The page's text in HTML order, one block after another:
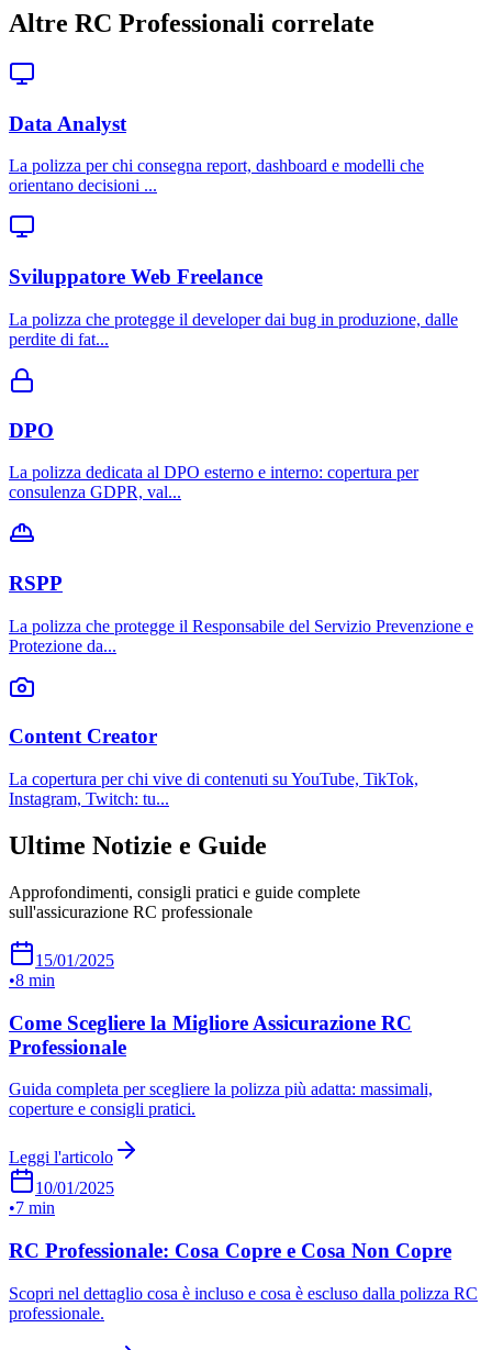
Altre RC Professionali correlate
Data Analyst
La polizza per chi consegna report, dashboard e modelli che
orientano decisioni ...
Sviluppatore Web Freelance
La polizza che protegge il developer dai bug in produzione, dalle
perdite di fat...
DPO
La polizza dedicata al DPO esterno e interno: copertura per
consulenza GDPR, val...
RSPP
La polizza che protegge il Responsabile del Servizio Prevenzione e
Protezione da...
Content Creator
La copertura per chi vive di contenuti su YouTube, TikTok,
Instagram, Twitch: tu...
Ultime Notizie e Guide
Approfondimenti, consigli pratici e guide complete
sull'assicurazione RC professionale
15/01/2025
•8 min
Come Scegliere la Migliore Assicurazione RC
Professionale
Guida completa per scegliere la polizza più adatta: massimali,
coperture e consigli pratici.
Leggi l'articolo
10/01/2025
•7 min
RC Professionale: Cosa Copre e Cosa Non Copre
Scopri nel dettaglio cosa è incluso e cosa è escluso dalla polizza RC
professionale.